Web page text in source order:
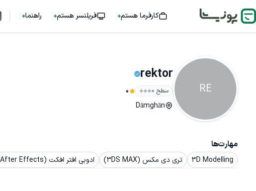
کارفرما هستم فریلنسر هستم راهنما
RE
rektor
سطح ۰ 0
Dāmghān
مهارت‌ها
3D Modelling تری دی مکس (3DS MAX) ادوبی افتر افکت (After Effects)